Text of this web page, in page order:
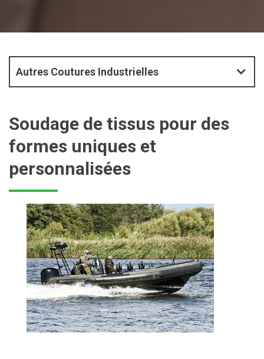
Autres Coutures Industrielles
Soudage de tissus pour des
formes uniques et
personnalisées